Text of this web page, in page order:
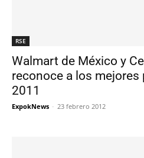
RSE
Walmart de México y
reconoce a los mejores
2011
ExpokNews - 23 febrero 2012